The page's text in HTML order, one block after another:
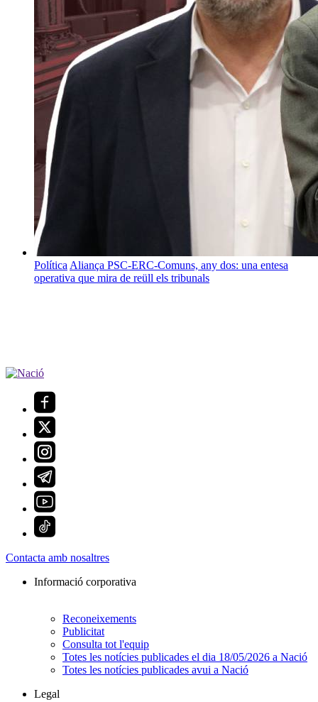
Política Aliança PSC-ERC-Comuns, any dos: una entesa
operativa que mira de reüll els tribunals
Contacta amb nosaltres
Informació corporativa
Reconeixements
Publicitat
Consulta tot l'equip
Totes les notícies publicades el dia 18/05/2026 a Nació
Totes les notícies publicades avui a Nació
Legal